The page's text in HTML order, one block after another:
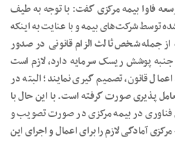
فاوا بیمه مرکزی گفت: با توجه به طیف
توسط شرکت‌های بیمه و با عنایت به اینکه
جمله شخص ثالث الزام قانونی در صدور
جنبه پوشش ریسک سرمایه دارد، لازم است
قانون، تصمیم گیری نمایند؛ البته در
تعامل پذیری صورت گرفته است. با این حال با
فناوری در بیمه مرکزی در صورت تصویب و
آمادگی لازم را برای اعمال و اجرای این